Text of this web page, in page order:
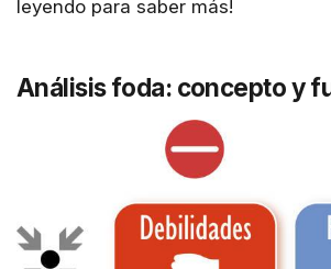
leyendo para saber más!
Análisis foda: concepto y